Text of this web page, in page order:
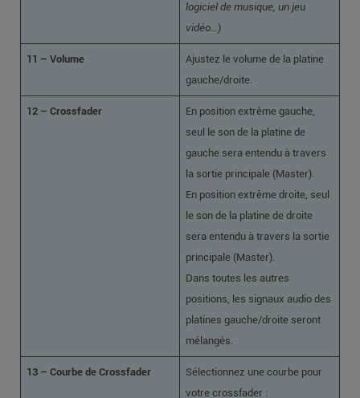
logiciel de musique, un jeu
vidéo…)
11 – Volume
Ajustez le volume de la platine
gauche/droite.
12 – Crossfader
En position extrême gauche,
seul le son de la platine de
gauche sera entendu à travers
la sortie principale (Master).
En position extrême droite, seul
le son de la platine de droite
sera entendu à travers la sortie
principale (Master).
Dans toutes les autres
positions, les signaux audio des
platines gauche/droite seront
mélangés.
13 – Courbe de Crossfader
Sélectionnez une courbe pour
votre crossfader :